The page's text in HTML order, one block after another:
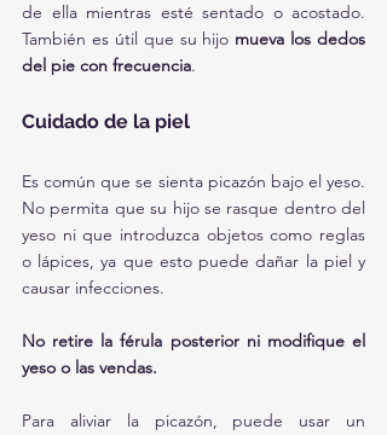
de ella mientras esté sentado o acostado.
También es útil que su hijo mueva los dedos
del pie con frecuencia.
Cuidado de la piel
Es común que se sienta picazón bajo el yeso.
No permita que su hijo se rasque dentro del
yeso ni que introduzca objetos como reglas
o lápices, ya que esto puede dañar la piel y
causar infecciones.
No retire la férula posterior ni modifique el
yeso o las vendas.